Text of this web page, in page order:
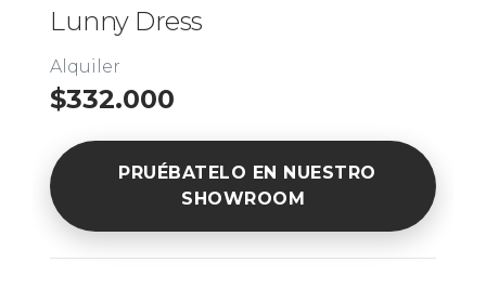
Lunny Dress
Alquiler
$332.000
PRUÉBATELO EN NUESTRO
SHOWROOM